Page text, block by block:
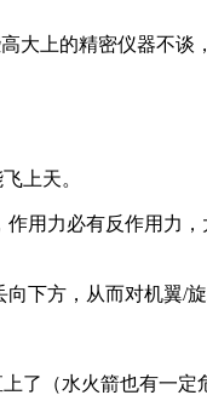
大上的精密仪器不
上天。
用力必有反作用力
下方，从而对机翼/
了（水火箭也有一定